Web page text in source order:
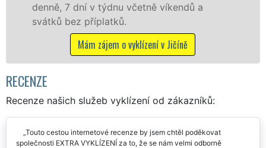
včetně víkendů a
o vyklízení v Jičíně
STOP bez dalších
RECENZE
Recenze našich služeb vyklízení od zákazníků:
Touto cestou internetové recenze by jsem chtěl poděkovat
společnosti EXTRA VYKLÍZENÍ za to, že se nám velmi odborně